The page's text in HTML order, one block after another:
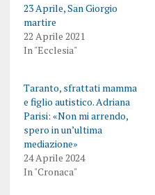
23 Aprile, San Giorgio
martire
22 Aprile 2021
In "Ecclesia"
Taranto, sfrattati mamma
e figlio autistico. Adriana
Parisi: «Non mi arrendo,
spero in un’ultima
mediazione»
24 Aprile 2024
In "Cronaca"